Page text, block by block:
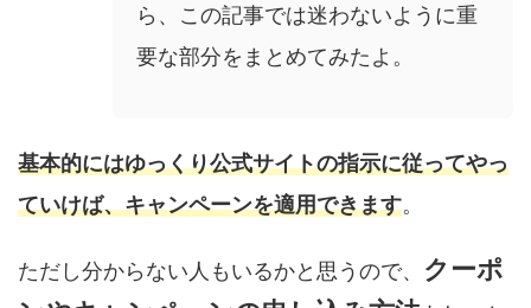
ら、この記事では迷わないように重
要な部分をまとめてみたよ。
基本的にはゆっくり公式サイトの指示に従ってやっ
ていけば、キャンペーンを適用できます。
ただし分からない人もいるかと思うので、 クーポ